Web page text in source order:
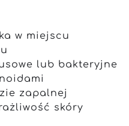
w miejscu
lub bakteryjne
zapalnej
skóry